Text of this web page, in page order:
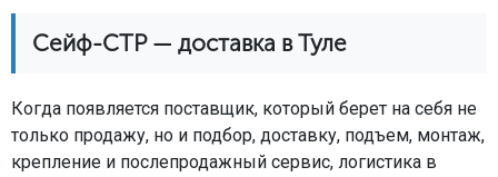
Сейф-СТР — доставка в Туле
Когда появляется поставщик, который берет на себя не
только продажу, но и подбор, доставку, подъем, монтаж,
крепление и послепродажный сервис, логистика в